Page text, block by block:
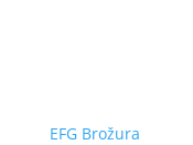
EFG Brožura